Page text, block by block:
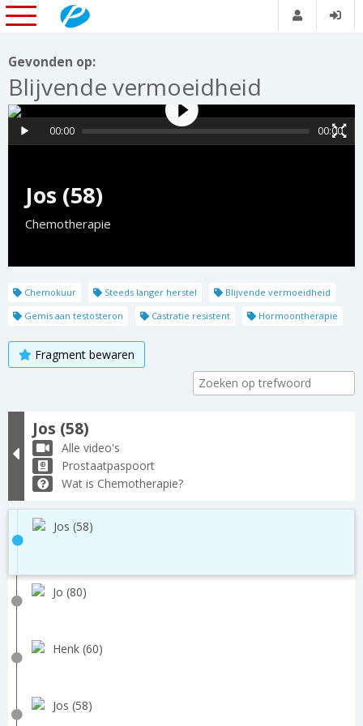
Gevonden op:
Blijvende vermoeidheid
Jos (58)
Chemotherapie
00:00 00:00
Chemokuur Steeds langer herstel
Blijvende vermoeidheid
Gemis aan testosteron
Castratie resistent Hormoontherapie
Fragment bewaren
Jos (58)
Alle video's
Prostaatpaspoort
Wat is Chemotherapie?
Jos (58)
Jo (80)
Henk (60)
Jos (58)